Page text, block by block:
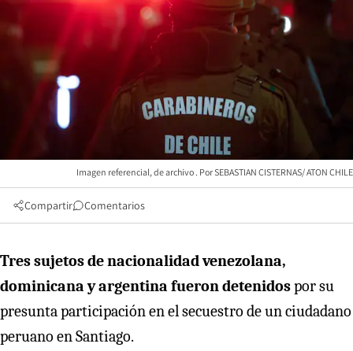
Imagen referencial, de archivo SEBASTIAN CISTERNAS/ ATON CHILE
Compartir Comentarios
Tres sujetos de nacionalidad venezolana,
dominicana y argentina fueron detenidospor su
presunta participación en el secuestro de un ciudadano
peruano en Santiago.